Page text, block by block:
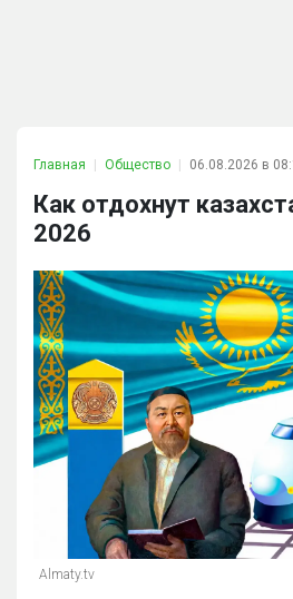
Главная Общество 06.08.2026 в
Как отдохнут
2026
Almaty.tv